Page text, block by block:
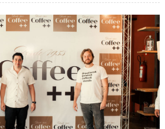
café
para
verão;
confira
as
opções